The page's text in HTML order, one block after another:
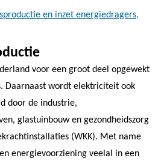
en inzet energiedragers,
voor een groot deel opgewekt
Daarnaast wordt elektriciteit ook
door de industrie,
glastuinbouw en gezondheidszorg
(WKK). Met name
energievoorziening veelal in een